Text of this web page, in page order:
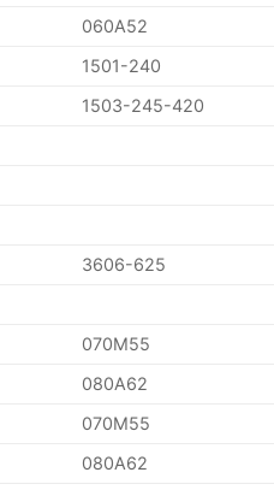
060A52
1501-240
1503-245-420
3606-625
070M55
080A62
070M55
080A62